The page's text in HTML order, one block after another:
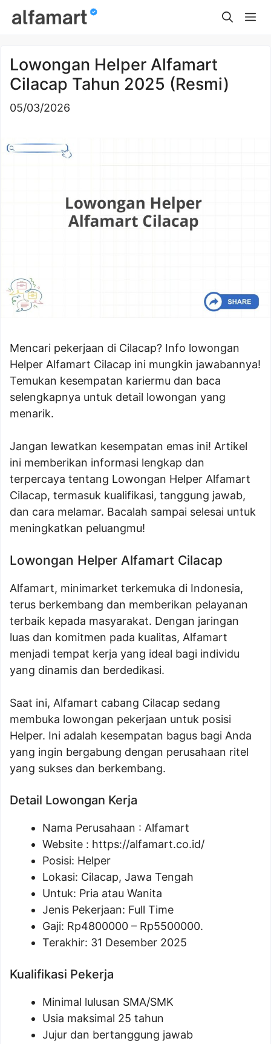
Lowongan Helper Alfamart
Cilacap Tahun 2025 (Resmi)
05/03/2026
Mencari pekerjaan di Cilacap? Info lowongan
Helper Alfamart Cilacap ini mungkin jawabannya!
Temukan kesempatan kariermu dan baca
selengkapnya untuk detail lowongan yang
menarik.
Jangan lewatkan kesempatan emas ini! Artikel
ini memberikan informasi lengkap dan
terpercaya tentang Lowongan Helper Alfamart
Cilacap, termasuk kualifikasi, tanggung jawab,
dan cara melamar. Bacalah sampai selesai untuk
meningkatkan peluangmu!
Lowongan Helper Alfamart Cilacap
Alfamart, minimarket terkemuka di Indonesia,
terus berkembang dan memberikan pelayanan
terbaik kepada masyarakat. Dengan jaringan
luas dan komitmen pada kualitas, Alfamart
menjadi tempat kerja yang ideal bagi individu
yang dinamis dan berdedikasi.
Saat ini, Alfamart cabang Cilacap sedang
membuka lowongan pekerjaan untuk posisi
Helper. Ini adalah kesempatan bagus bagi Anda
yang ingin bergabung dengan perusahaan ritel
yang sukses dan berkembang.
Detail Lowongan Kerja
Nama Perusahaan : Alfamart
Website : https://alfamart.co.id/
Posisi: Helper
Lokasi: Cilacap, Jawa Tengah
Untuk: Pria atau Wanita
Jenis Pekerjaan: Full Time
Gaji: Rp4800000 – Rp5500000.
Terakhir: 31 Desember 2025
Kualifikasi Pekerja
Minimal lulusan SMA/SMK
Usia maksimal 25 tahun
Jujur dan bertanggung jawab